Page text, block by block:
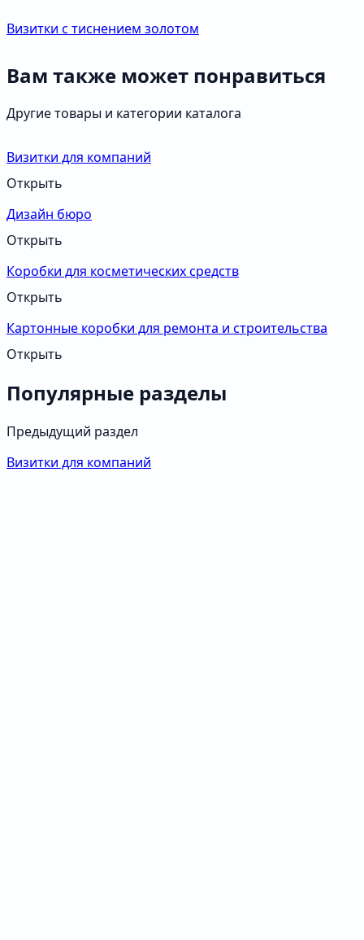
Визитки с тиснением золотом
Вам также может понравиться
Другие товары и категории каталога
Визитки для компаний
Открыть
Дизайн бюро
Открыть
Коробки для косметических средств
Открыть
Картонные коробки для ремонта и строительства
Открыть
Популярные разделы
Предыдущий раздел
Визитки для компаний